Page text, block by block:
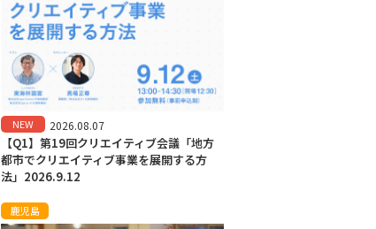
NEW 2026.08.07
【Q1】第19回クリエイティブ会議「地方
都市でクリエイティブ事業を展開する方
法」2026.9.12
鹿児島